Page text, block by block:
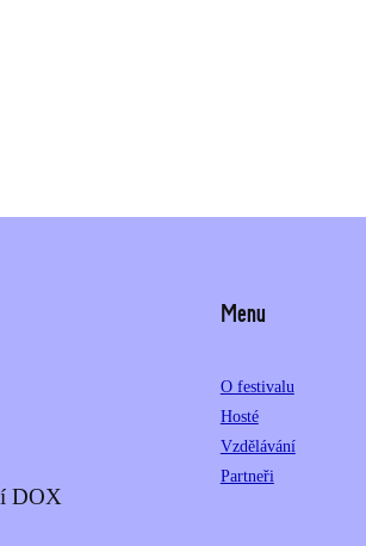
DOX
Menu
O festivalu
Hosté
Vzdělávání
Partneři